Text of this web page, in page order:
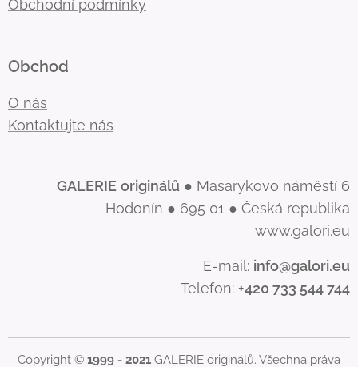
Obchodní podmínky
Obchod
O nás
Kontaktujte nás
GALERIE originálů ● Masarykovo náměstí 6
Hodonín ● 695 01 ● Česká republika
www.galori.eu
E-mail: info@galori.eu
Telefon: +420 733 544 744
Copyright © 1999 - 2021 GALERIE originálů. Všechna práva